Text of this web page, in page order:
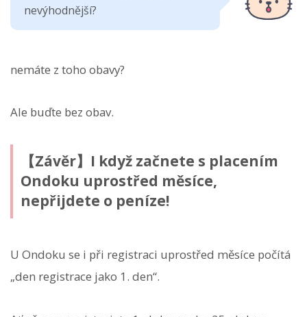
nevýhodnější?
nemáte z toho obavy?
Ale buďte bez obav.
【Závěr】I když začnete s placením
Ondoku uprostřed měsíce,
nepřijdete o peníze!
U Ondoku se i při registraci uprostřed měsíce počítá
„den registrace jako 1. den“.